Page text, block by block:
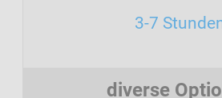
3-7
diverse